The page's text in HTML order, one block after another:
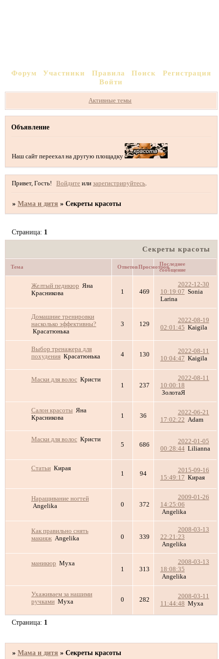
Форум Участники Правила Поиск
Регистрация
Войти
Активные темы
Объявление
Наш сайт переехал на другую площадку
Привет, Гость! Войдите илизарегистрируйтесь
»Мама и дитя »Секреты красоты
Секреты красоты
Страница: 1
Тема ОтветовПросмотровПоследнее
сообщение
Желтый педикюр Яна
Красникова
1 469
2022-12-30
10:19:07 Sonia
Larina
Домашние тренировки
насколько эффективны?
Красатюнька
3 129
2022-08-19
02:01:45 Kaigila
Выбор тренажера для
похудения Красатюнька 4 130
2022-08-11
10:04:47 Kaigila
Маски для волос Кристи
1
237
2022-08-11
10:00:18
ЗолотаЯ
Салон красоты Яна
Красникова
1 36
2022-06-21
17:02:22 Adam
Маски для волос Кристи
5 686
2022-01-05
00:28:44 Lilianna
Статьи Кирая
1 94
2015-09-16
15:49:17 Кирая
Наращивание ногтей
Angelika
0 372
2009-01-26
14:25:06
Angelika
Как правильно снять
макияж Angelika 0 339
2008-03-13
22:21:23
Angelika
маникюр Муха
1
313
2008-03-13
18:08:35
Angelika
Ухаживаем за нашими
ручками Муха 0 282
2008-03-11
11:44:48 Муха
Страница: 1
»Мама и дитя »Секреты красоты